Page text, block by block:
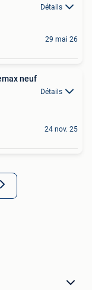
Détails
29 mai 26
neuf
Détails
24 nov. 25